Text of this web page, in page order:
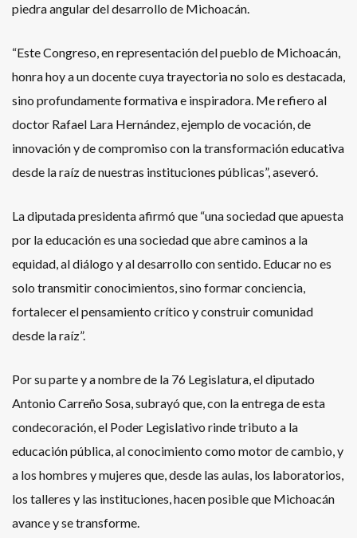
piedra angular del desarrollo de Michoacán.
“Este Congreso, en representación del pueblo de Michoacán,
honra hoy a un docente cuya trayectoria no solo es destacada,
sino profundamente formativa e inspiradora. Me refiero al
doctor Rafael Lara Hernández, ejemplo de vocación, de
innovación y de compromiso con la transformación educativa
desde la raíz de nuestras instituciones públicas”, aseveró.
La diputada presidenta afirmó que “una sociedad que apuesta
por la educación es una sociedad que abre caminos a la
equidad, al diálogo y al desarrollo con sentido. Educar no es
solo transmitir conocimientos, sino formar conciencia,
fortalecer el pensamiento crítico y construir comunidad
desde la raíz”.
Por su parte y a nombre de la 76 Legislatura, el diputado
Antonio Carreño Sosa, subrayó que, con la entrega de esta
condecoración, el Poder Legislativo rinde tributo a la
educación pública, al conocimiento como motor de cambio, y
a los hombres y mujeres que, desde las aulas, los laboratorios,
los talleres y las instituciones, hacen posible que Michoacán
avance y se transforme.